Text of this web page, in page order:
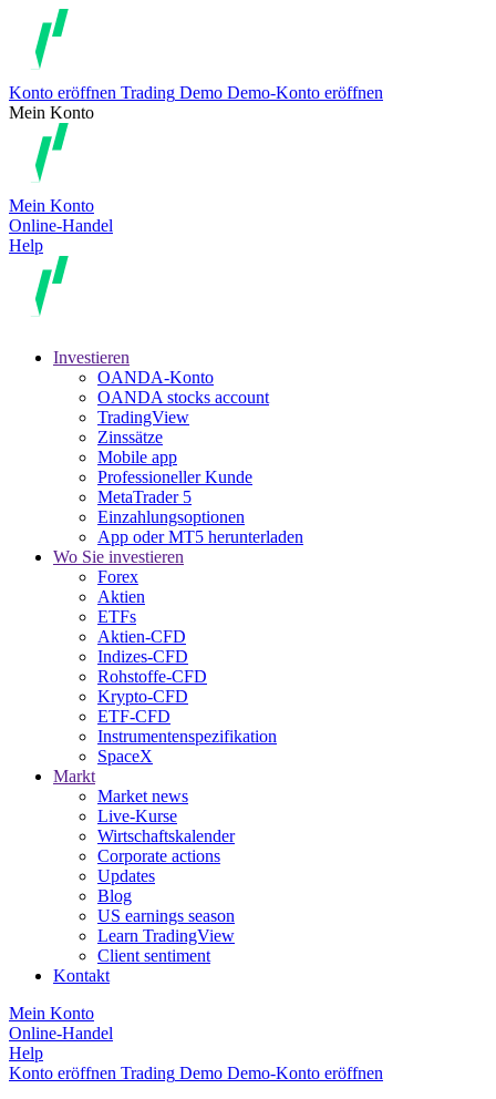
Konto eröffnen Trading Demo Demo-Konto eröffnen
Mein Konto
Mein Konto
Online-Handel
Help
Investieren
OANDA-Konto
OANDA stocks account
TradingView
Zinssätze
Mobile app
Professioneller Kunde
MetaTrader 5
Einzahlungsoptionen
App oder MT5 herunterladen
Wo Sie investieren
Forex
Aktien
ETFs
Aktien-CFD
Indizes-CFD
Rohstoffe-CFD
Krypto-CFD
ETF-CFD
Instrumentenspezifikation
SpaceX
Markt
Market news
Live-Kurse
Wirtschaftskalender
Corporate actions
Updates
Blog
US earnings season
Learn TradingView
Client sentiment
Kontakt
Mein Konto
Online-Handel
Help
Konto eröffnen Trading Demo Demo-Konto eröffnen